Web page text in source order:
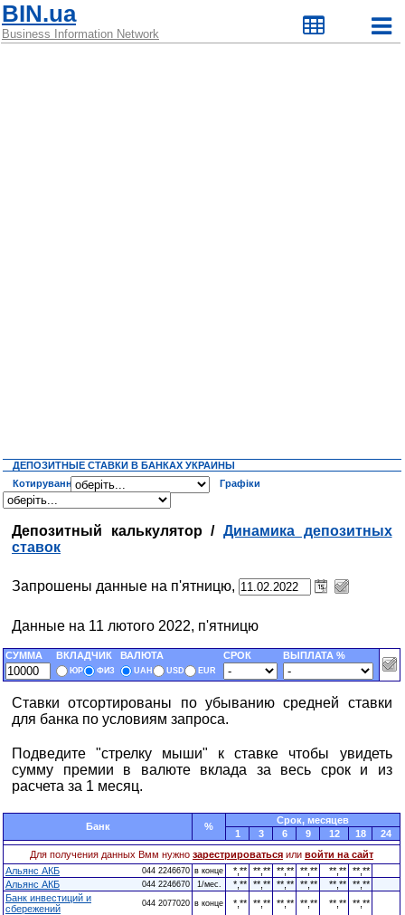
BIN.ua
Business Information Network
ДЕПОЗИТНЫЕ СТАВКИ В БАНКАХ УКРАИНЫ
Котирування
Графіки
Депозитный калькулятор / Динамика депозитных
ставок
Запрошены данные на п'ятницю,
Данные на 11 лютого 2022, п'ятницю
СУММА ВКЛАДЧИК ВАЛЮТА СРОК ВЫПЛАТА %
ЮР ФИЗ UAH USD EUR
Ставки отсортированы по убыванию средней ставки
для банка по условиям запроса.
Подведите "стрелку мыши" к ставке чтобы увидеть
сумму премии в валюте вклада за весь срок и из
расчета за 1 месяц.
Банк %
Cрок, месяцев
1
3 6 9 12 18
24
Для получения данных Вмм нужно зарестрироваться или войти на сайт
Альянс АКБ
044 2246670 в конце *,** **,** **,** **,** **,** **,**
Альянс АКБ
044 2246670 1/мес. *,** **,** **,** **,** **,** **,**
Банк инвестиций и
сбережений
044 2077020 в конце *,** **,** **,** **,** **,** **,**